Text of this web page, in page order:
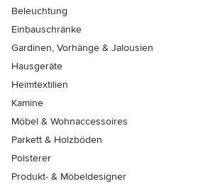
Beleuchtung
Einbauschränke
Gardinen, Vorhänge & Jalousien
Hausgeräte
Heimtextilien
Kamine
Möbel & Wohnaccessoires
Parkett & Holzböden
Polsterer
Produkt- & Möbeldesigner